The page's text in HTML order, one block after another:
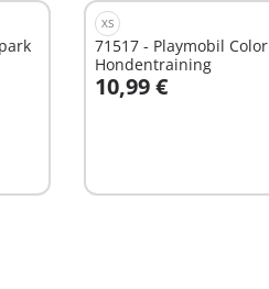
XS
71517 - Playmobil Color
Hondentraining
10,99 €
In winkelwagen